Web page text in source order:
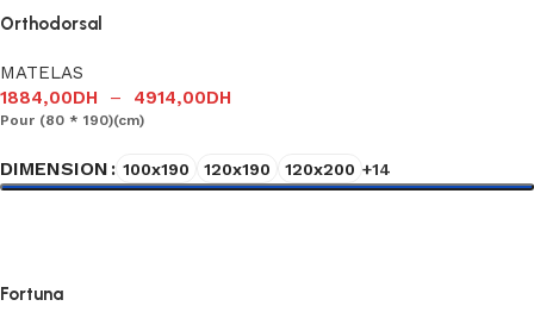
Orthodorsal
MATELAS
1884,00DH – 4914,00DH
Pour (80 * 190)(cm)
DIMENSION 100x190 120x190 120x200 +14
Fortuna